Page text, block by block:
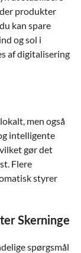
produkter
kan spare
og sol i
af digitalisering
men også
intelligente
gør det
Flere
styrer
Skerninge
spørgsmål